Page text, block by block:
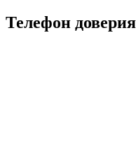
Телефон доверия